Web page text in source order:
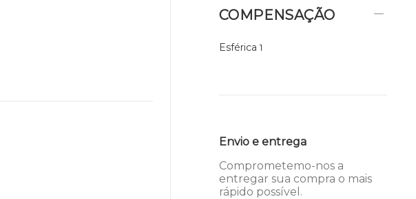
COMPENSAÇÃO
Esférica 1
Envio e entrega
Comprometemo-nos a
entregar sua compra o mais
rápido possível.